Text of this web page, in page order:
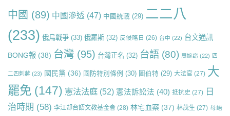
中國 (89) 中國滲透 (47) 中國統戰 (29) 二二八
(233) 俄烏戰爭 (33) 俄羅斯 (32) 反侵略日 (26) 台中 (22) 台文通訊
BONG報 (38) 台灣 (95) 台灣正名 (32) 台語 (80) 周婉窈 (22) 四
二四刺蔣 (23) 國民黨 (36) 國防特別條例 (30) 圖伯特 (29) 大法官 (27) 大
罷免 (147) 憲法法庭 (52) 憲法訴訟法 (40) 抵抗史 (27) 日
治時期 (58) 李江却台語文教基金會 (28) 林宅血案 (37) 林茂生 (27) 母語